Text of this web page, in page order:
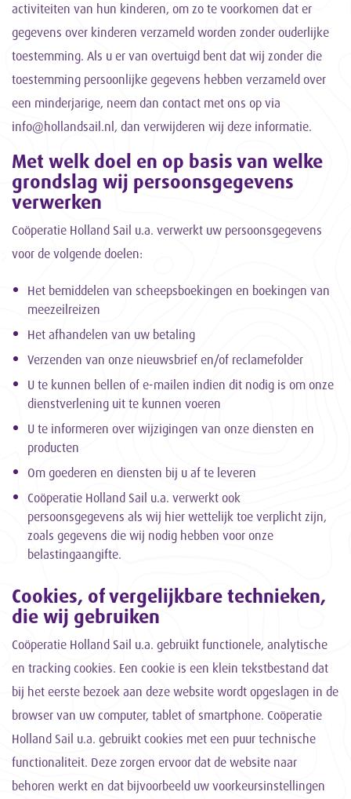
activiteiten van hun kinderen, om zo te voorkomen dat er
gegevens over kinderen verzameld worden zonder ouderlijke
toestemming. Als u er van overtuigd bent dat wij zonder die
toestemming persoonlijke gegevens hebben verzameld over
een minderjarige, neem dan contact met ons op via
info@hollandsail.nl, dan verwijderen wij deze informatie.
Met welk doel en op basis van welke
grondslag wij persoonsgegevens
verwerken
Coöperatie Holland Sail u.a. verwerkt uw persoonsgegevens
voor de volgende doelen:
Het bemiddelen van scheepsboekingen en boekingen van
meezeilreizen
Het afhandelen van uw betaling
Verzenden van onze nieuwsbrief en/of reclamefolder
U te kunnen bellen of e-mailen indien dit nodig is om onze
dienstverlening uit te kunnen voeren
U te informeren over wijzigingen van onze diensten en
producten
Om goederen en diensten bij u af te leveren
Coöperatie Holland Sail u.a. verwerkt ook
persoonsgegevens als wij hier wettelijk toe verplicht zijn,
zoals gegevens die wij nodig hebben voor onze
belastingaangifte.
Cookies, of vergelijkbare technieken,
die wij gebruiken
Coöperatie Holland Sail u.a. gebruikt functionele, analytische
en tracking cookies. Een cookie is een klein tekstbestand dat
bij het eerste bezoek aan deze website wordt opgeslagen in de
browser van uw computer, tablet of smartphone. Coöperatie
Holland Sail u.a. gebruikt cookies met een puur technische
functionaliteit. Deze zorgen ervoor dat de website naar
behoren werkt en dat bijvoorbeeld uw voorkeursinstellingen